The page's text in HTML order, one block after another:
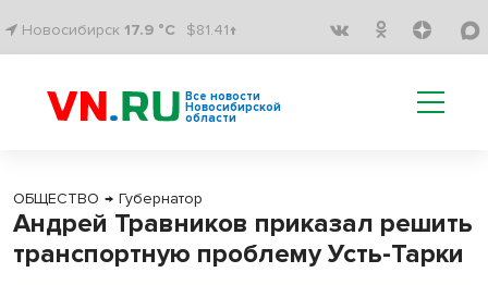
Новосибирск 17.9 °C $81.41↑
Все новости
Новосибирской
области
ОБЩЕСТВО → Губернатор
Андрей Травников приказал решить
транспортную проблему Усть-Тарки